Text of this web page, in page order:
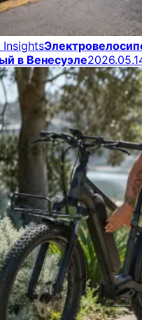
Insights
в Венесуэле